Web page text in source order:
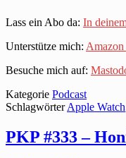
Lass ein Abo da: In
Unterstütze mich:
Besuche mich auf:
Kategorie Podcast
SchlagwörterApple Watch
PKP #333 –